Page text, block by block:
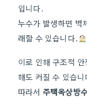
입니다.
누수가 발생하면 벽
래할 수 있습니다.
이로 인해 구조적
해도 커질 수 있습니
따라서 주택옥상방